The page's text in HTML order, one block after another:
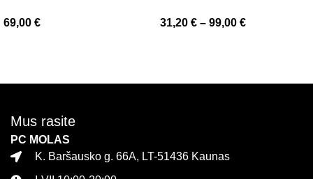
69,00 € 31,20 € – 99,00 €
Mus rasite
PC MOLAS
K. Baršausko g. 66A, LT-51436 Kaunas